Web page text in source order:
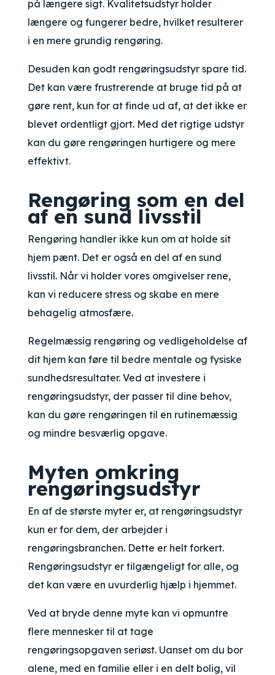
på længere sigt. Kvalitetsudstyr holder
længere og fungerer bedre, hvilket resulterer
i en mere grundig rengøring.
Desuden kan godt rengøringsudstyr spare tid.
Det kan være frustrerende at bruge tid på at
gøre rent, kun for at finde ud af, at det ikke er
blevet ordentligt gjort. Med det rigtige udstyr
kan du gøre rengøringen hurtigere og mere
effektivt.
Rengøring som en del
af en sund livsstil
Rengøring handler ikke kun om at holde sit
hjem pænt. Det er også en del af en sund
livsstil. Når vi holder vores omgivelser rene,
kan vi reducere stress og skabe en mere
behagelig atmosfære.
Regelmæssig rengøring og vedligeholdelse af
dit hjem kan føre til bedre mentale og fysiske
sundhedsresultater. Ved at investere i
rengøringsudstyr, der passer til dine behov,
kan du gøre rengøringen til en rutinemæssig
og mindre besværlig opgave.
Myten omkring
rengøringsudstyr
En af de største myter er, at rengøringsudstyr
kun er for dem, der arbejder i
rengøringsbranchen. Dette er helt forkert.
Rengøringsudstyr er tilgængeligt for alle, og
det kan være en uvurderlig hjælp i hjemmet.
Ved at bryde denne myte kan vi opmuntre
flere mennesker til at tage
rengøringsopgaven seriøst. Uanset om du bor
alene, med en familie eller i en delt bolig, vil